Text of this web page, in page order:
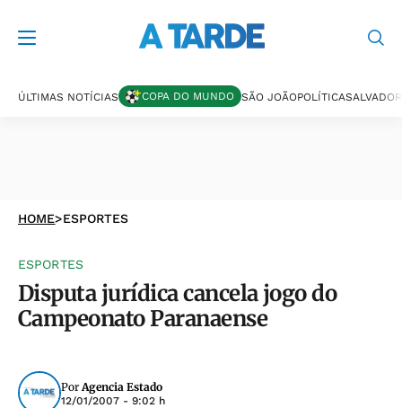
ÚLTIMAS NOTÍCIAS COPA DO MUNDO SÃO JOÃOPOLÍTICASALVADOR
HOME>ESPORTES
ESPORTES
Disputa jurídica cancela jogo do
Campeonato Paranaense
PorAgencia Estado
12/01/2007 - 9:02 h